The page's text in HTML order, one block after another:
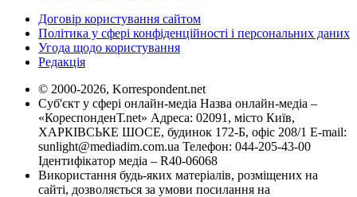
Договір користування сайтом
Політика у сфері конфіденційності і персональних даних
Угода щодо користування
Редакція
© 2000-2026, Korrespondent.net
Суб'єкт у сфері онлайн-медіа Назва онлайн-медіа –
«КореспонденТ.net» Адреса: 02091, місто Київ,
ХАРКІВСЬКЕ ШОСЕ, будинок 172-Б, офіс 208/1 E-mail:
sunlight@mediadim.com.ua Телефон: 044-205-43-00
Ідентифікатор медіа – R40-06068
Використання будь-яких матеріалів, розміщених на
сайті, дозволяється за умови посилання на